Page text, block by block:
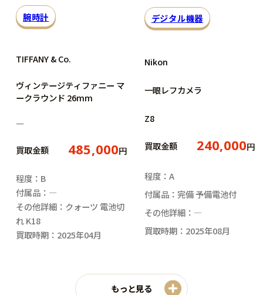
腕時計
TIFFANY & Co.
ヴィンテージティファニー マ
ークラウンド 26mm
―
買取金額 485,000円
程度：B
付属品：―
その他詳細：クォーツ 電池切
れ K18
買取時期：2025年04月
デジタル機器
Nikon
一眼レフカメラ
Z8
買取金額 240,000円
程度：A
付属品：完備 予備電池付
その他詳細：―
買取時期：2025年08月
もっと見る